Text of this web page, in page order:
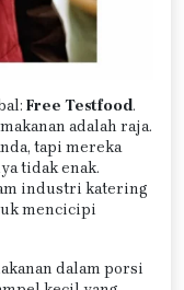
Free Testfood.
adalah raja.
tapi mereka
tidak enak.
industri katering
mencicipi
dalam porsi